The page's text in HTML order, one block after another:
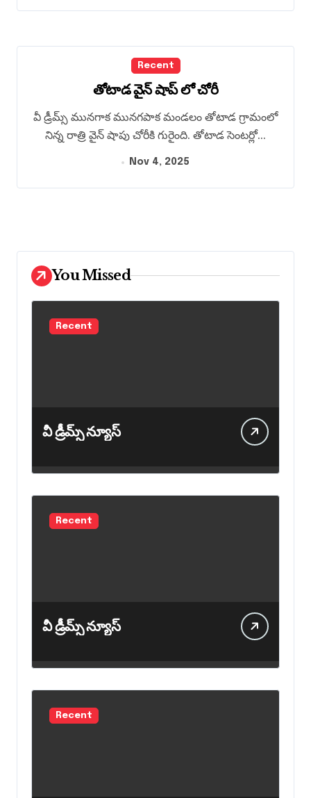
Recent
తోటాడ వైన్ షాప్ లో చోరీ
వీ డ్రీమ్స్ మునగాక మునగపాక మండలం తోటాడ గ్రామంలో
నిన్న రాత్రి వైన్ షాపు చోరీకి గురైంది. తోటాడ సెంటర్లో...
Nov 4, 2025
You Missed
Recent
వీ డ్రీమ్స్ న్యూస్
Recent
వీ డ్రీమ్స్ న్యూస్
Recent